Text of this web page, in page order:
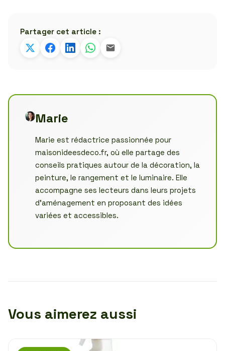
Partager cet article :
Marie
Marie est rédactrice passionnée pour
maisonideesdeco.fr, où elle partage des
conseils pratiques autour de la décoration, la
peinture, le rangement et le luminaire. Elle
accompagne ses lecteurs dans leurs projets
d’aménagement en proposant des idées
variées et accessibles.
Vous aimerez aussi